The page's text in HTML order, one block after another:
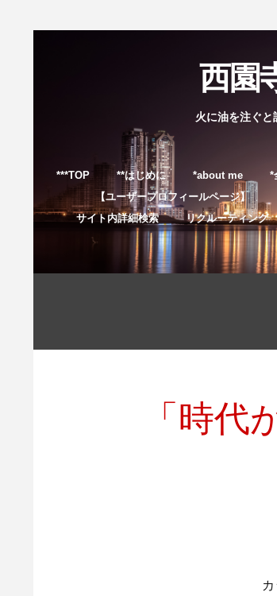
西園
火に油を注ぐと
***TOP **はじめに *about me *
【ユーザープロフィールページ】
サイト内詳細検索
リクルーティング
「時